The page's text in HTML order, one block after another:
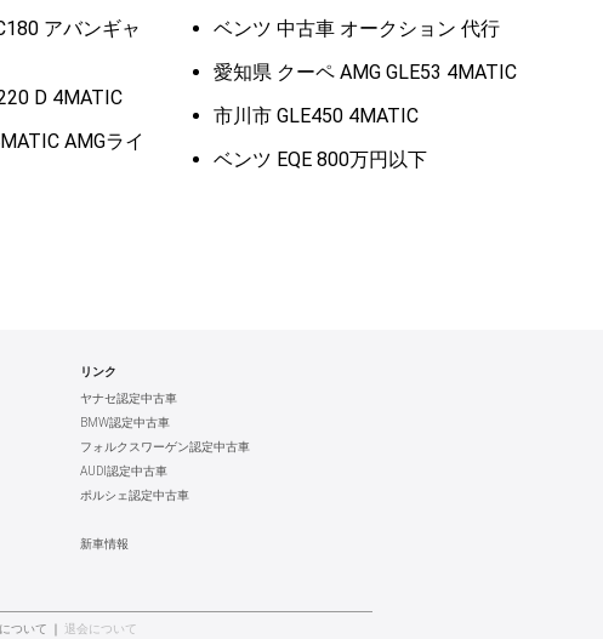
アバンギャ
D 4MATIC
AMGライ
ベンツ 中古車 オークション 代行
愛知県 クーペ AMG GLE53 4MATIC
市川市 GLE450 4MATIC
ベンツ EQE 800万円以下
リンク
ヤナセ認定中古車
BMW認定中古車
フォルクスワーゲン認定中古車
AUDI認定中古車
ポルシェ認定中古車
新車情報
ついて 退会について